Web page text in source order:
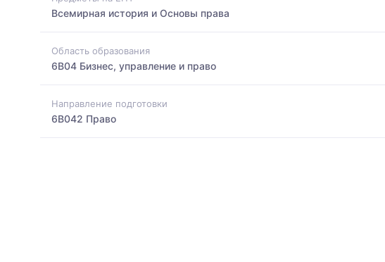
Всемирная история и Основы права
Область образования
6B04 Бизнес, управление и право
Направление подготовки
6B042 Право